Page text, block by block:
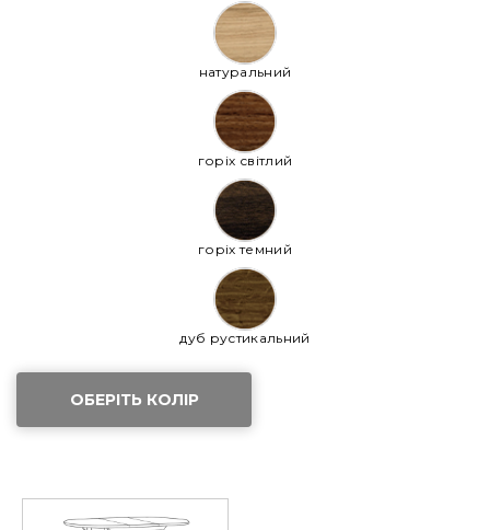
натуральний
горіх світлий
горіх темний
дуб рустикальний
ОБЕРІТЬ КОЛІР